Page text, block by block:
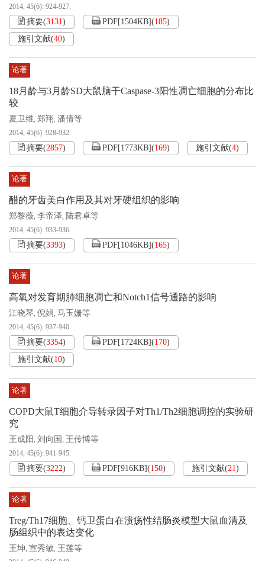
2014, 45(6): 924-927.
摘要(3131) PDF[1504KB](185)
施引文献(40)
论著
18月龄与3月龄SD大鼠脑干Caspase-3阳性凋亡细胞的分布比
较
夏卫维, 郑翔, 潘倩等
2014, 45(6): 928-932.
摘要(2857) PDF[1773KB](169) 施引文献(4)
论著
醋的牙齿美白作用及其对牙硬组织的影响
郑黎薇, 李帝泽, 陆君卓等
2014, 45(6): 933-936.
摘要(3393) PDF[1046KB](165)
论著
高氧对发育期肺细胞凋亡和Notch1信号通路的影响
江晓琴, 倪娟, 马玉姗等
2014, 45(6): 937-940.
摘要(3354) PDF[1724KB](170)
施引文献(10)
论著
COPD大鼠T细胞介导转录因子对Th1/Th2细胞调控的实验研
究
王成阳, 刘向国 , 王传博等
2014, 45(6): 941-945.
摘要(3222) PDF[916KB](150) 施引文献(21)
论著
Treg/Th17细胞、钙卫蛋白在溃疡性结肠炎模型大鼠血清及
肠组织中的表达变化
王坤, 宣秀敏, 王莲等